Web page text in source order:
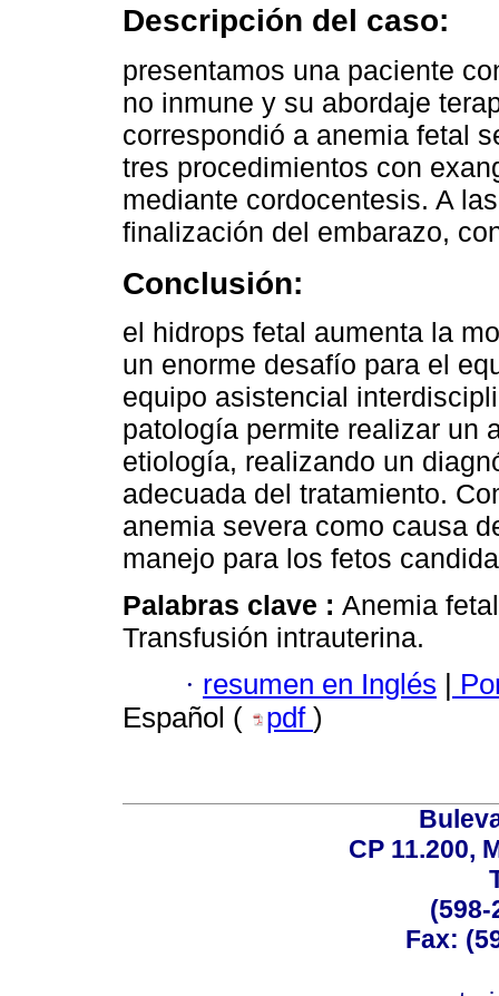
Descripción del caso:
presentamos una paciente
no inmune y su abordaje
correspondió a anemia fetal
tres procedimientos con
mediante cordocentesis. A
finalización del embarazo,
Conclusión:
el hidrops fetal aumenta la
un enorme desafío para el
equipo asistencial
patología permite realizar un
etiología, realizando un
adecuada del tratamiento.
anemia severa como causa
manejo para los fetos
Palabras clave : Anemia
Transfusión intrauterina.
· resumen en Inglés
Español (
pdf )
CP 11.200,
(598-
Fax: